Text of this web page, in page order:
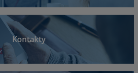
Kontakty